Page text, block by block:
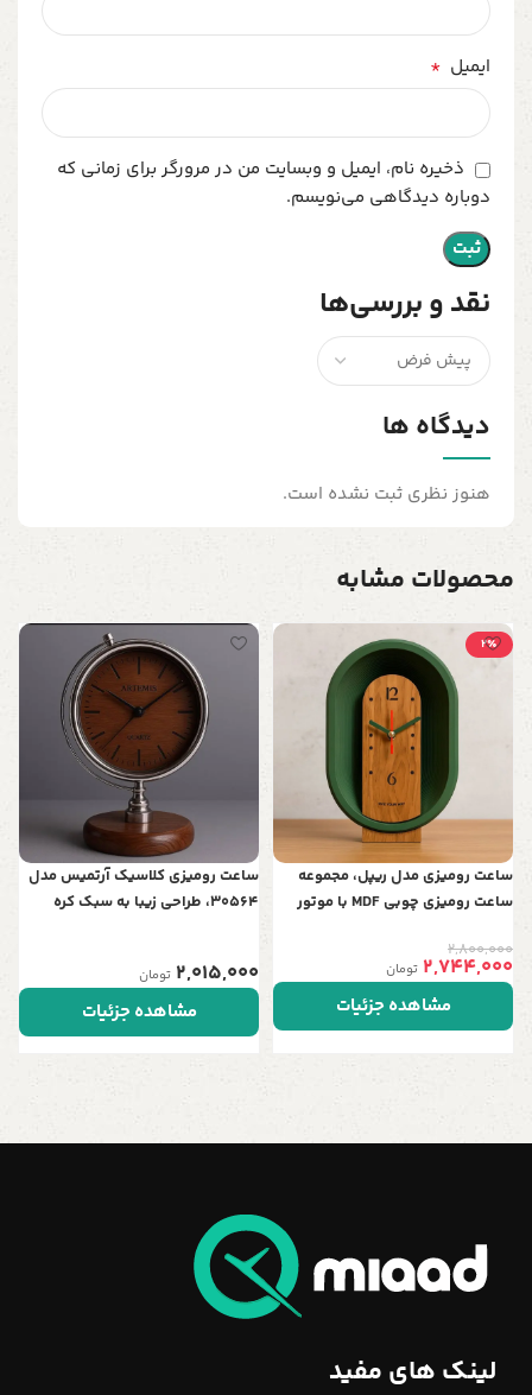
نقد و بررسی‌ها
دیدگاه ها
هنوز نظری ثبت نشده است.
ایمیل *
ذخیره نام، ایمیل و وبسایت من در مرورگر برای زمانی که
دوباره دیدگاهی می‌نویسم.
محصولات مشابه
2٪
ساعت رومیزی مدل ریپل، مجموعه
ساعت رومیزی چوبی‌ MDF با موتور
2,800,000
2,744,000 تومان
مشاهده جزئیات
ساعت رومیزی کلاسیک آرتمیس مدل
30564، طراحی زیبا به سبک کره
2,015,000 تومان
مشاهده جزئیات
لینک های مفید